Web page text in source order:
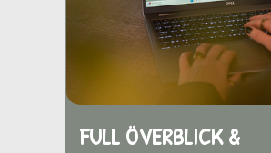
FULL ÖVERBLICK &